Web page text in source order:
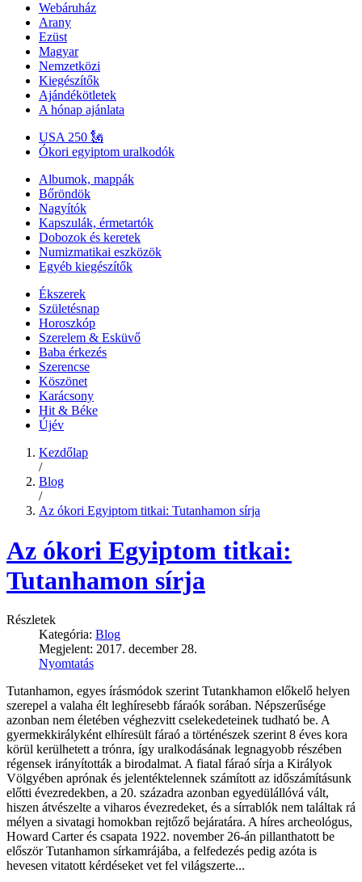
Webáruház
Arany
Ezüst
Magyar
Nemzetközi
Kiegészítők
Ajándékötletek
A hónap ajánlata
USA 250 🗽
Ókori egyiptom uralkodók
Albumok, mappák
Bőröndök
Nagyítók
Kapszulák, érmetartók
Dobozok és keretek
Numizmatikai eszközök
Egyéb kiegészítők
Ékszerek
Születésnap
Horoszkóp
Szerelem & Esküvő
Baba érkezés
Szerencse
Köszönet
Karácsony
Hit & Béke
Újév
Kezdőlap
/
Blog
/
Az ókori Egyiptom titkai: Tutanhamon sírja
Az ókori Egyiptom titkai:
Tutanhamon sírja
Részletek
Kategória: Blog
Megjelent: 2017. december 28.
Nyomtatás
Tutanhamon, egyes írásmódok szerint Tutankhamon előkelő helyen
szerepel a valaha élt leghíresebb fáraók sorában. Népszerűsége
azonban nem életében véghezvitt cselekedeteinek tudható be. A
gyermekkirályként elhíresült fáraó a történészek szerint 8 éves kora
körül kerülhetett a trónra, így uralkodásának legnagyobb részében
régensek irányították a birodalmat. A fiatal fáraó sírja a Királyok
Völgyében aprónak és jelentéktelennek számított az időszámításunk
előtti évezredekben, a 20. századra azonban egyedülállóvá vált,
hiszen átvészelte a viharos évezredeket, és a sírrablók nem találtak rá
mélyen a sivatagi homokban rejtőző bejáratára. A híres archeológus,
Howard Carter és csapata 1922. november 26-án pillanthatott be
először Tutanhamon sírkamrájába, a felfedezés pedig azóta is
hevesen vitatott kérdéseket vet fel világszerte...